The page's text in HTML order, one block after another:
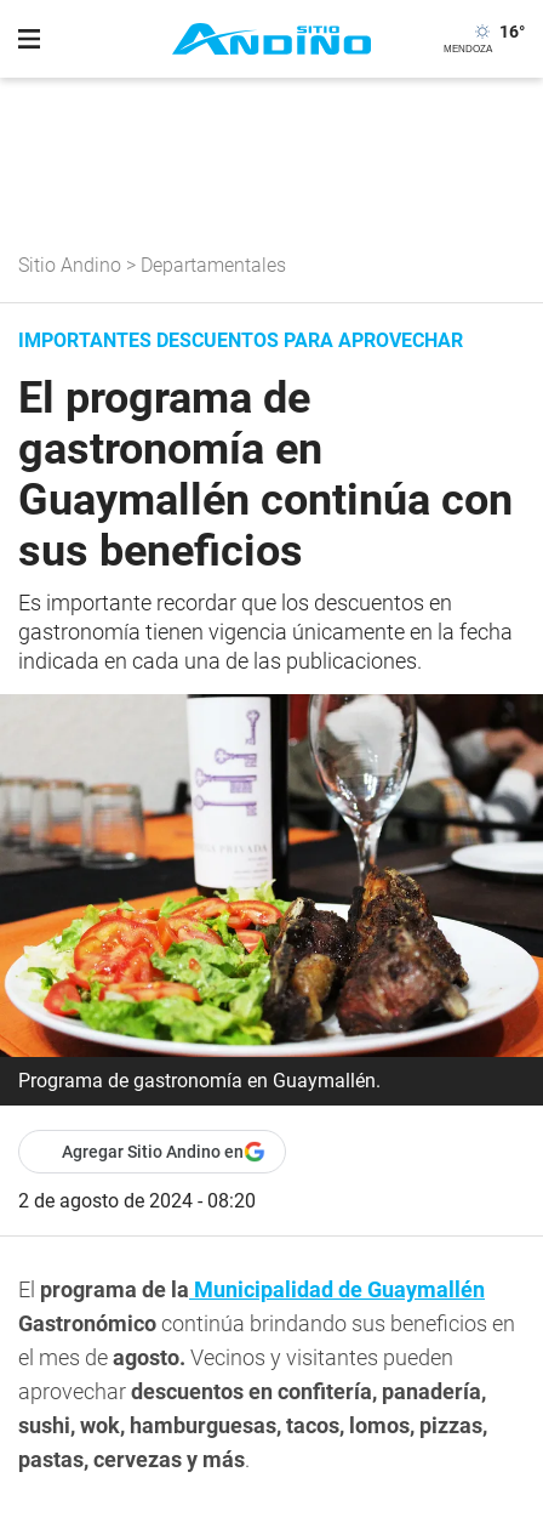
16°
Sitio Andino > Departamentales
IMPORTANTES DESCUENTOS PARA APROVECHAR
El programa de
gastronomía en
Guaymallén continúa con
sus beneficios
Es importante recordar que los descuentos en
gastronomía tienen vigencia únicamente en la fecha
indicada en cada una de las publicaciones.
Programa de gastronomía en Guaymallén.
Agregar Sitio Andino en
2 de agosto de 2024 - 08:20
El programa de la Municipalidad de Guaymallén
Gastronómicocontinúa brindando sus beneficios en
el mes deagosto. Vecinos y visitantes pueden
aprovechardescuentos en confitería, panadería,
sushi, wok, hamburguesas, tacos, lomos, pizzas,
pastas, cervezas y más.